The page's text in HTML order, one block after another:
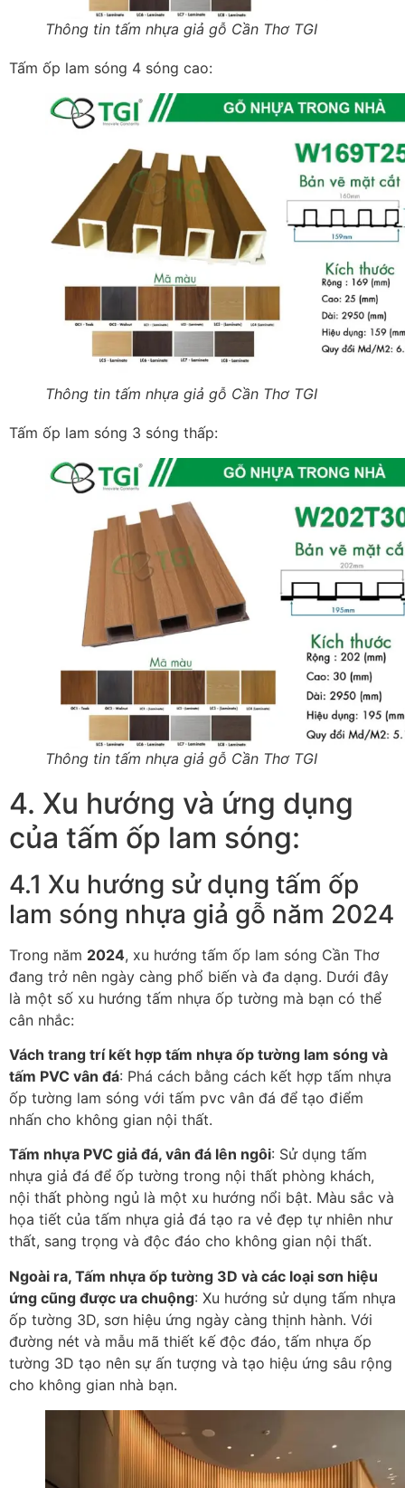
Thông tin tấm nhựa giả gỗ Cần Thơ TGI
Tấm ốp lam sóng 4 sóng cao:
Thông tin tấm nhựa giả gỗ Cần Thơ TGI
Tấm ốp lam sóng 3 sóng thấp:
Thông tin tấm nhựa giả gỗ Cần Thơ TGI
4. Xu hướng và ứng dụng
của tấm ốp lam sóng:
4.1 Xu hướng sử dụng tấm ốp
lam sóng nhựa giả gỗ năm 2024
Trong năm 2024, xu hướng tấm ốp lam sóng Cần Thơ
đang trở nên ngày càng phổ biến và đa dạng. Dưới đây
là một số xu hướng tấm nhựa ốp tường mà bạn có thể
cân nhắc:
Vách trang trí kết hợp tấm nhựa ốp tường lam sóng và
tấm PVC vân đá: Phá cách bằng cách kết hợp tấm nhựa
ốp tường lam sóng với tấm pvc vân đá để tạo điểm
nhấn cho không gian nội thất.
Tấm nhựa PVC giả đá, vân đá lên ngôi: Sử dụng tấm
nhựa giả đá để ốp tường trong nội thất phòng khách,
nội thất phòng ngủ là một xu hướng nổi bật. Màu sắc và
họa tiết của tấm nhựa giả đá tạo ra vẻ đẹp tự nhiên như
thất, sang trọng và độc đáo cho không gian nội thất.
Ngoài ra, Tấm nhựa ốp tường 3D và các loại sơn hiệu
ứng cũng được ưa chuộng: Xu hướng sử dụng tấm nhựa
ốp tường 3D, sơn hiệu ứng ngày càng thịnh hành. Với
đường nét và mẫu mã thiết kế độc đáo, tấm nhựa ốp
tường 3D tạo nên sự ấn tượng và tạo hiệu ứng sâu rộng
cho không gian nhà bạn.